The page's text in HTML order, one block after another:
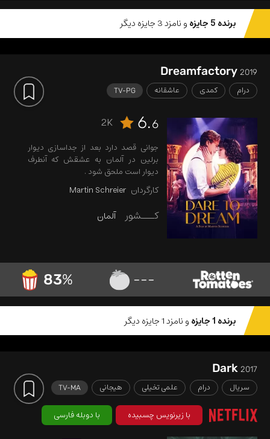
برنده 5 جایزه و نامزد 3 جایزه دیگر
Dreamfactory2019
درام کمدی عاشقانه TV-PG
6.6
2K
جوانی قصد دارد بعد از جداسازی دیوار
برلین در آلمان به عشقش که آنطرف
دیوار است ملحق شود .
کارگردان Martin Schreier
کـــشور آلمان
---
83%
برنده 1 جایزه و نامزد 1 جایزه دیگر
Dark2017
سریال درام علمی تخیلی هیجانی TV-MA
با زیرنویس چسبیده با دوبله فارسی